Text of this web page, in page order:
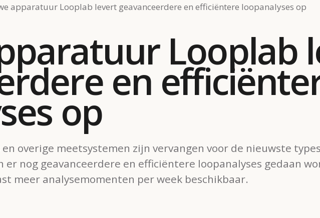
apparatuur Looplab levert geavanceerdere en efficiëntere loopanalyses op
Looplab
en
op
en overige meetsystemen zijn vervangen voor de nieuwste
nog geavanceerdere en efficiëntere loopanalyses gedaan
meer analysemomenten per week beschikbaar.